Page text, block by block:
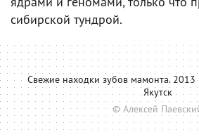
сибирской тундрой.
Свежие находки зубов мамонта. 2013
Якутск
© Алексей